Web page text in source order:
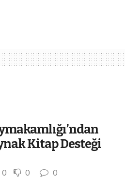
Kitap Desteği
0 0 0